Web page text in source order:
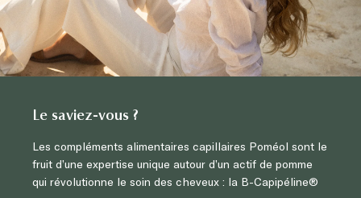
Le saviez-vous ?
Les compléments alimentaires capillaires Poméol sont le
fruit d’une expertise unique autour d’un actif de pomme
qui révolutionne le soin des cheveux : la B-Capipéline®